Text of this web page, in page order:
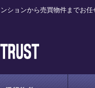
ションから売買物件までお任